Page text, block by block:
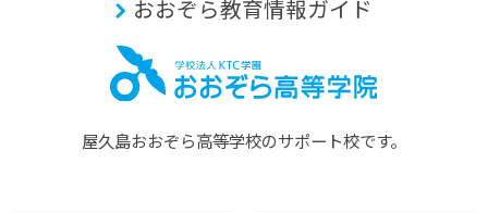
おおぞら教育情報ガイド
屋久島おおぞら⾼等学校のサポート校です。